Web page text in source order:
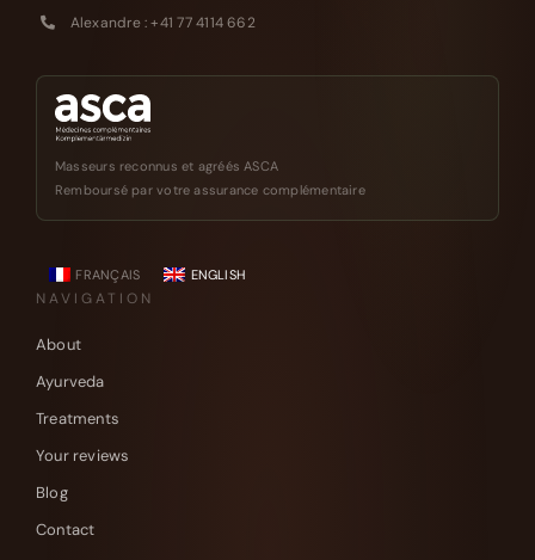
Alexandre : +41 77 4114 662
Masseurs reconnus et agréés ASCA
Remboursé par votre assurance complémentaire
FRANÇAIS ENGLISH
NAVIGATION
About
Ayurveda
Treatments
Your reviews
Blog
Contact